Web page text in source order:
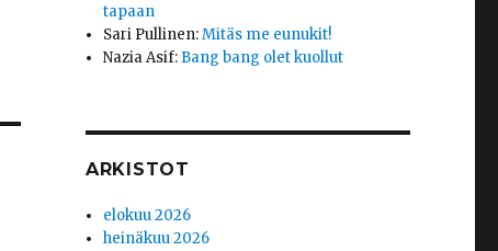
tapaan
Sari Pullinen:Mitäs me eunukit!
Nazia Asif: Bang bang olet kuollut
ARKISTOT
elokuu 2026
heinäkuu 2026